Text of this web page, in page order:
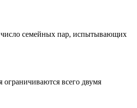
число семейных пар, испытывающих
всего двумя